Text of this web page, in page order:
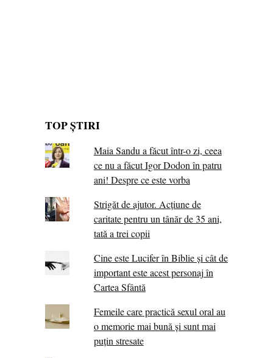
TOP ȘTIRI
Maia Sandu a făcut într-o zi, ceea
ce nu a făcut Igor Dodon în patru
ani! Despre ce este vorba
Strigăt de ajutor. Acțiune de
caritate pentru un tânăr de 35 ani,
tată a trei copii
Cine este Lucifer în Biblie și cât de
important este acest personaj în
Cartea Sfântă
Femeile care practică sexul oral au
o memorie mai bună și sunt mai
puțin stresate